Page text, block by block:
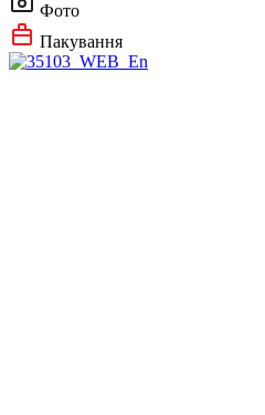
Фото
Пакування